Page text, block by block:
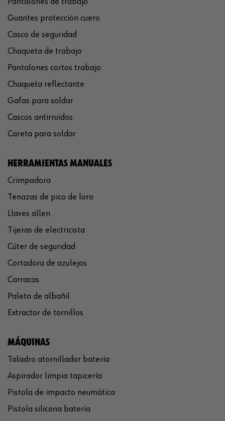
Guantes protección cuero
Casco de seguridad
Chaqueta de trabajo
Pantalones cortos trabajo
Chaqueta reflectante
Gafas para soldar
Cascos antirruidos
Careta para soldar
HERRAMIENTAS MANUALES
Crimpadora
Tenazas de pico de loro
Llaves allen
Tijeras de electricista
Cúter de seguridad
Cortadora de azulejos
Carracas
Paleta de albañil
Extractor de tornillos
MÁQUINAS
Taladro atornillador batería
Aspirador limpia tapicería
Pistola de impacto neumática
Pistola silicona batería